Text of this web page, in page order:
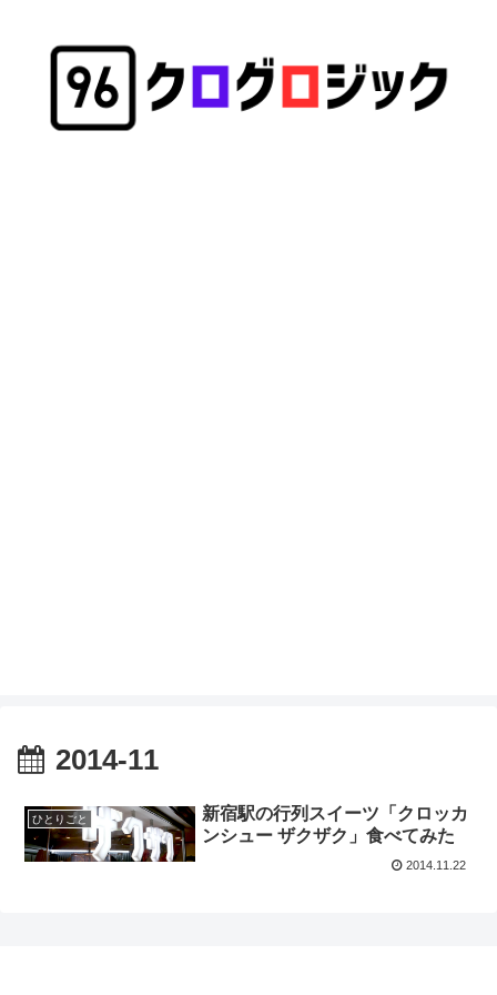
2014-11
ひとりごと
新宿駅の行列スイーツ「クロッカ
ンシュー ザクザク」食べてみた
2014.11.22